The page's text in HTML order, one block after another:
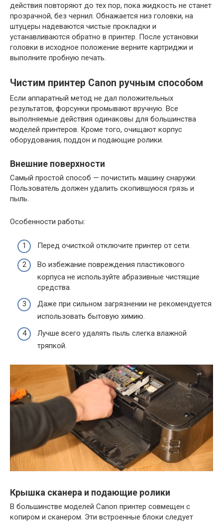
действия повторяют до тех пор, пока жидкость не станет
прозрачной, без чернил. Обнажается низ головки, на
штуцеры надеваются чистые прокладки и
устанавливаются обратно в принтер. После установки
головки в исходное положение верните картриджи и
выполните пробную печать.
Чистим принтер Canon ручным способом
Если аппаратный метод не дал положительных
результатов, форсунки промывают вручную. Все
выполняемые действия одинаковы для большинства
моделей принтеров. Кроме того, очищают корпус
оборудования, поддон и подающие ролики.
Внешние поверхности
Самый простой способ — почистить машину снаружи.
Пользователь должен удалить скопившуюся грязь и
пыль.
Особенности работы:
Перед очисткой отключите принтер от сети.
Во избежание повреждения пластикового
корпуса не используйте абразивные чистящие
средства.
Даже при сильном загрязнении не рекомендуется
использовать бытовую химию.
Лучше всего удалять пыль слегка влажной
тряпкой.
Крышка сканера и подающие ролики
В большинстве моделей Canon принтер совмещен с
копиром и сканером. Эти встроенные блоки следует